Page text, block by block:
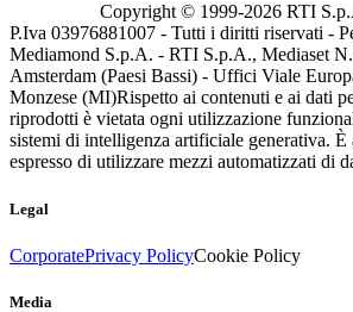
Copyright © 1999-2026 RTI
P.Iva 03976881007 - Tutti i diritti riservati -
Mediamond S.p.A. - RTI S.p.A., Mediaset
Amsterdam (Paesi Bassi) - Uffici Viale
Monzese (MI)Rispetto ai contenuti e ai dati
riprodotti è vietata ogni utilizzazione
sistemi di intelligenza artificiale generativa.
espresso di utilizzare mezzi automatizzati di
Legal
CorporatePrivacy PolicyCookie Policy
Media